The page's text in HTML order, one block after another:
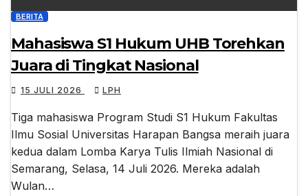
BERITA
Mahasiswa S1 Hukum UHB Torehkan
Juara di Tingkat Nasional
15 JULI 2026 LPH
Tiga mahasiswa Program Studi S1 Hukum Fakultas
Ilmu Sosial Universitas Harapan Bangsa meraih juara
kedua dalam Lomba Karya Tulis Ilmiah Nasional di
Semarang, Selasa, 14 Juli 2026. Mereka adalah
Wulan…